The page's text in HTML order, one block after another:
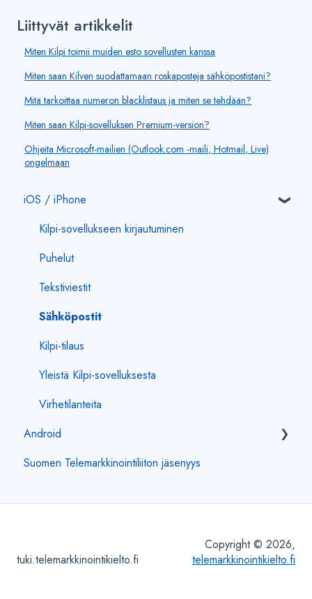
Liittyvät artikkelit
Miten Kilpi toimii muiden esto sovellusten kanssa
Miten saan Kilven suodattamaan roskaposteja sähköpostistani?
Mitä tarkoittaa numeron blacklistaus ja miten se tehdään?
Miten saan Kilpi-sovelluksen Premium-version?
Ohjeita Microsoft-mailien (Outlook.com -maili, Hotmail, Live)
ongelmaan
iOS / iPhone
Kilpi-sovellukseen kirjautuminen
Puhelut
Tekstiviestit
Sähköpostit
Kilpi-tilaus
Yleistä Kilpi-sovelluksesta
Virhetilanteita
Android
Kilpi-sovellukseen kirjautuminen
Sähköpostit
Suomen Telemarkkinointiliiton jäsenyys
tuki.telemarkkinointikielto.fi
Copyright © 2026,
telemarkkinointikielto.fi